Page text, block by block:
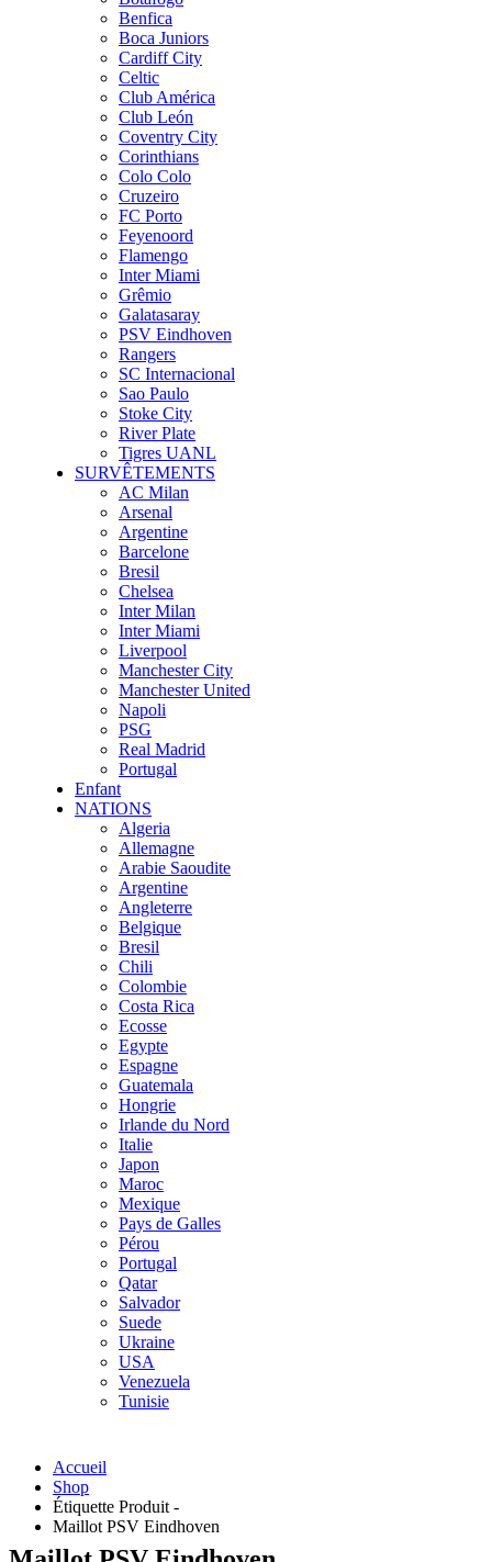
Benfica
Boca Juniors
Cardiff City
Celtic
Club América
Club León
Coventry City
Corinthians
Colo Colo
Cruzeiro
FC Porto
Feyenoord
Flamengo
Inter Miami
Grêmio
Galatasaray
PSV Eindhoven
Rangers
SC Internacional
Sao Paulo
Stoke City
River Plate
Tigres UANL
SURVÊTEMENTS
AC Milan
Arsenal
Argentine
Barcelone
Bresil
Chelsea
Inter Milan
Inter Miami
Liverpool
Manchester City
Manchester United
Napoli
PSG
Real Madrid
Portugal
Enfant
NATIONS
Algeria
Allemagne
Arabie Saoudite
Argentine
Angleterre
Belgique
Bresil
Chili
Colombie
Costa Rica
Ecosse
Egypte
Espagne
Guatemala
Hongrie
Irlande du Nord
Italie
Japon
Maroc
Mexique
Pays de Galles
Pérou
Portugal
Qatar
Salvador
Suede
Ukraine
USA
Venezuela
Tunisie
Accueil
Shop
Étiquette Produit -
Maillot PSV Eindhoven